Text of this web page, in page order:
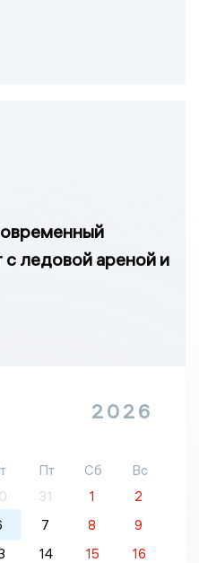
ледовой ареной и
2026
Пт Сб
Вс
31 1
2
7 8
9
14 15
16